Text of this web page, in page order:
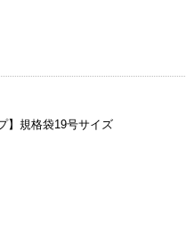
】規格袋19号サイズ